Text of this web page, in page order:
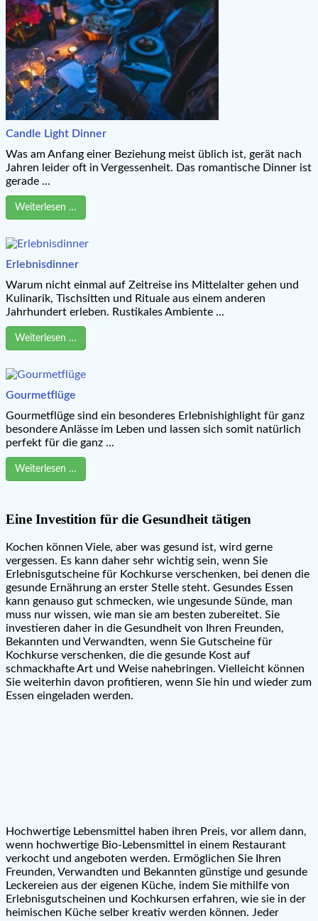
Candle Light Dinner
Was am Anfang einer Beziehung meist üblich ist, gerät nach
Jahren leider oft in Vergessenheit. Das romantische Dinner ist
gerade ...
Weiterlesen …
Erlebnisdinner
Warum nicht einmal auf Zeitreise ins Mittelalter gehen und
Kulinarik, Tischsitten und Rituale aus einem anderen
Jahrhundert erleben. Rustikales Ambiente ...
Weiterlesen …
Gourmetflüge
Gourmetflüge sind ein besonderes Erlebnishighlight für ganz
besondere Anlässe im Leben und lassen sich somit natürlich
perfekt für die ganz ...
Weiterlesen …
Eine Investition für die Gesundheit tätigen
Kochen können Viele, aber was gesund ist, wird gerne
vergessen. Es kann daher sehr wichtig sein, wenn Sie
Erlebnisgutscheine für Kochkurse verschenken, bei denen die
gesunde Ernährung an erster Stelle steht. Gesundes Essen
kann genauso gut schmecken, wie ungesunde Sünde, man
muss nur wissen, wie man sie am besten zubereitet. Sie
investieren daher in die Gesundheit von Ihren Freunden,
Bekannten und Verwandten, wenn Sie Gutscheine für
Kochkurse verschenken, die die gesunde Kost auf
schmackhafte Art und Weise nahebringen. Vielleicht können
Sie weiterhin davon profitieren, wenn Sie hin und wieder zum
Essen eingeladen werden.
Hochwertige Lebensmittel haben ihren Preis, vor allem dann,
wenn hochwertige Bio-Lebensmittel in einem Restaurant
verkocht und angeboten werden. Ermöglichen Sie Ihren
Freunden, Verwandten und Bekannten günstige und gesunde
Leckereien aus der eigenen Küche, indem Sie mithilfe von
Erlebnisgutscheinen und Kochkursen erfahren, wie sie in der
heimischen Küche selber kreativ werden können. Jeder